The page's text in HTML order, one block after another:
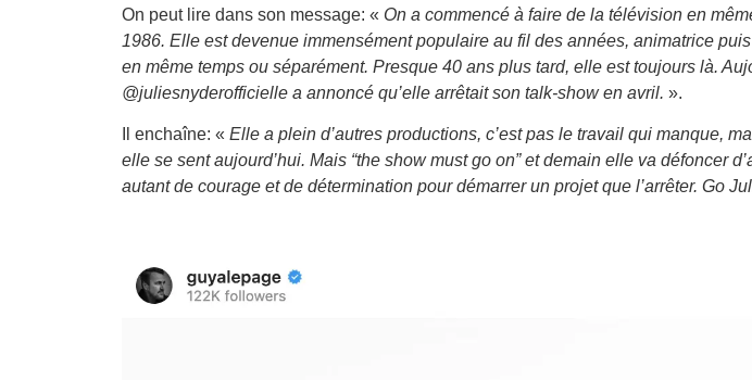
On peut lire dans son message: « On a commencé à faire de la télévision en
1986. Elle est devenue immensément populaire au fil des années, animatrice
en même temps ou séparément. Presque 40 ans plus tard, elle est toujours là.
@juliesnyderofficielle a annoncé qu’elle arrêtait son talk-show en avril. ».
Il enchaîne: « Elle a plein d’autres productions, c’est pas le travail qui manque,
elle se sent aujourd’hui. Mais “the show must go on” et demain elle va défoncer
autant de courage et de détermination pour démarrer un projet que l’arrêter. Go